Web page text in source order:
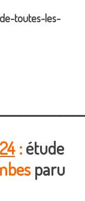
toutes-les-
:étude
paru